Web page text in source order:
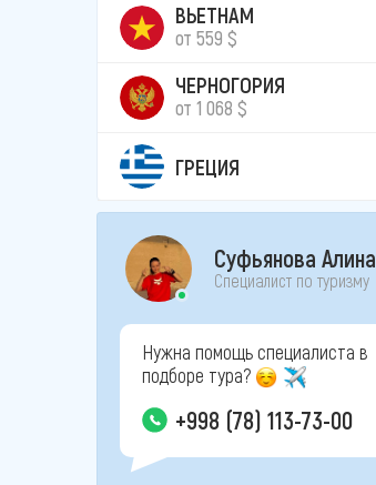
ВЬЕТНАМ
от 559 $
ЧЕРНОГОРИЯ
от 1 068 $
ГРЕЦИЯ
Суфьянова Алина
Специалист по туризму
Нужна помощь специалиста в
подборе тура?
+998 (78) 113-73-00